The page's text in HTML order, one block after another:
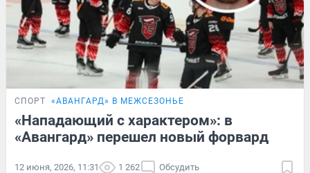
СПОРТ «АВАНГАРД» В МЕЖСЕЗОНЬЕ
«Нападающий с характером»: в
«Авангард» перешел новый форвард
12 июня, 2026, 11:31 1 262 Обсудить